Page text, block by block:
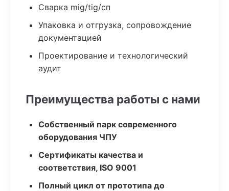
Сварка mig/tig/сп
Упаковка и отгрузка, сопровождение
документацией
Проектирование и технологический
аудит
Преимущества работы с нами
Собственный парк современного
оборудования ЧПУ
Сертификаты качества и
соответствия, ISO 9001
Полный цикл от прототипа до